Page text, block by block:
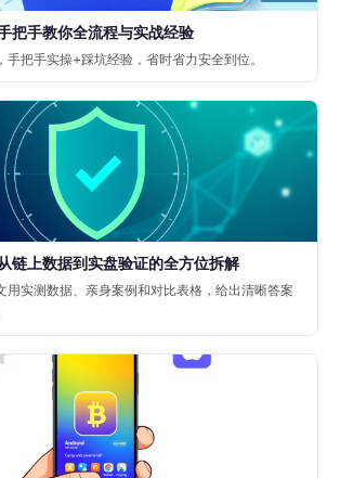
把手教你全流程与实战经验
手把手实操+踩坑经验，省时省力安全到位。
链上数据到实盘验证的全方位拆解
用实测数据、亲身案例和对比表格，给出清晰答案